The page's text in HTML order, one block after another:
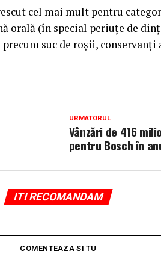
cel mai mult pentru
orală (în special periuţe de
suc de roşii,
URMATORUL
Vânzări de 416
pentru Bosch în
ITI RECOMANDAM
COMENTEAZA SI TU